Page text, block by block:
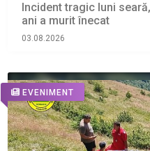
Incident tragic luni
ani a murit înecat
03.08.2026
EVENIMENT